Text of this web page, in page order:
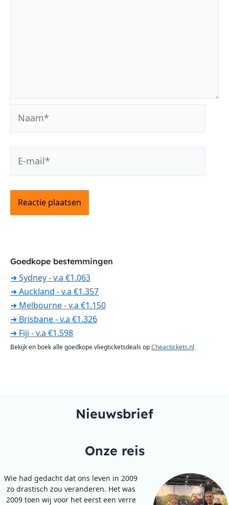
Goedkope bestemmingen
➜ Sydney - v.a €1.063
➜ Auckland - v.a €1.357
➜ Melbourne - v.a €1.150
➜ Brisbane - v.a €1.326
➜ Fiji - v.a €1.598
Bekijk en boek alle goedkope vliegticketsdeals opCheactickets.nl
mail*
Nieuwsbrief
Onze reis
Wie had gedacht dat ons leven in 2009
zo drastisch zou veranderen. Het was
2009 toen wij voor het eerst een verre